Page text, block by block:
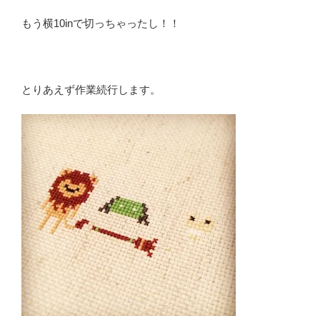
もう横10inで切っちゃったし！！
とりあえず作業続行します。